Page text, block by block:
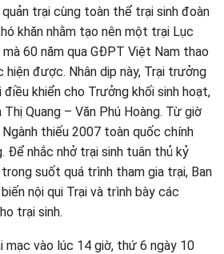
quản trại cùng toàn thể trại sinh đoàn
khăn nhằm tạo nên một trại Lục
60 năm qua GĐPT Việt Nam thao
được. Nhân dịp này, Trại trưởng
khiển cho Trưởng khối sinh hoạt,
Quang – Văn Phú Hoàng. Từ giờ
thiếu 2007 toàn quốc chính
Để nhắc nhở trại sinh tuân thủ kỷ
suốt quá trình tham gia trại, Ban
nội qui Trại và trình bày các
trại sinh.
mạc vào lúc 14 giờ, thứ 6 ngày 10